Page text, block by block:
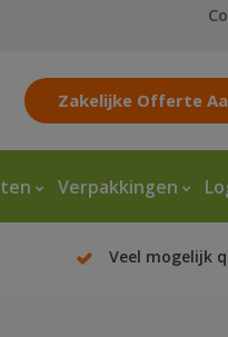
Zakelijke Offerte
Verpakkingen
Veel mogelijk